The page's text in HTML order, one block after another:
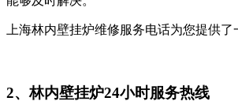
上海林内壁挂炉维修服务电话为您提供
2、林内壁挂炉24小时服务热线